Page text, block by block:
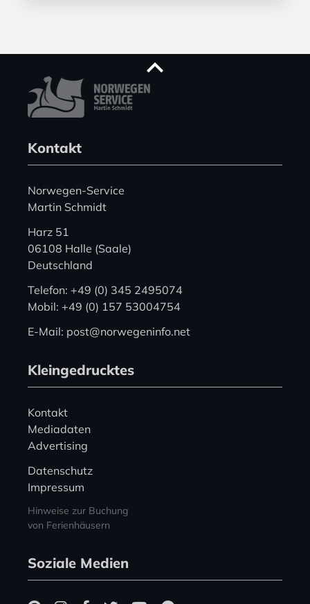
Kontakt
Norwegen-Service
Martin Schmidt
Harz 51
06108 Halle (Saale)
Deutschland
Telefon: +49 (0) 345 2495074
Mobil: +49 (0) 157 53004754
E-Mail: post@norwegeninfo.net
Kleingedrucktes
Kontakt
Mediadaten
Advertising
Datenschutz
Impressum
Hinweise zur Buchung
von Ferienhäusern
Soziale Medien